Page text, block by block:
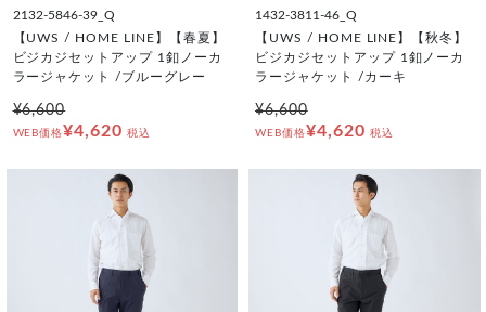
2132-5846-39_Q
【UWS / HOME LINE】【春夏】
ビジカジセットアップ 1釦ノーカ
ラージャケット /ブルーグレー
¥6,600
WEB価格¥4,620 税込
1432-3811-46_Q
【UWS / HOME LINE】【秋冬】
ビジカジセットアップ 1釦ノーカ
ラージャケット /カーキ
¥6,600
WEB価格¥4,620 税込